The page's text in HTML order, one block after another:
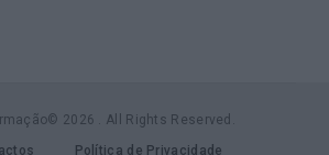
2026 . All Rights Reserved.
Política de Privacidade